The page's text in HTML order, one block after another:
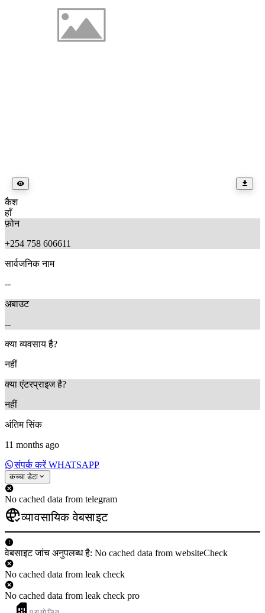
कैश
हाँ
फ़ोन
+254 758 606611
सार्वजनिक नाम
--
अबाउट
--
क्या व्यवसाय है?
नहीं
क्या एंटरप्राइज है?
नहीं
अंतिम सिंक
11 months ago
संपर्क करें WHATSAPP
कच्चा डेटा
No cached data from telegram
व्यावसायिक वेबसाइट
वेबसाइट जांच अनुपलब्ध है: No cached data from websiteCheck
No cached data from leak check
No cached data from leak check pro